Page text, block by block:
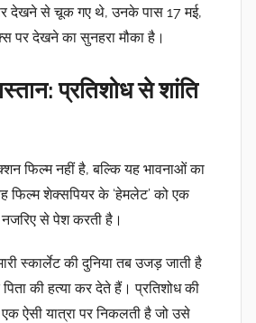
देखने से चूक गए थे, उनके पास 17 मई,
पर देखने का सुनहरा मौका है।
प्रतिशोध से शांति
फिल्म नहीं है, बल्कि यह भावनाओं का
फिल्मशेक्सपियरके ‘हेमलेट’ को एक
से पेश करती है।
स्कार्लेटकी दुनिया तब उजड़ जाती है
की हत्या कर देते हैं। प्रतिशोध की
ऐसी यात्रा पर निकलती है जो उसे